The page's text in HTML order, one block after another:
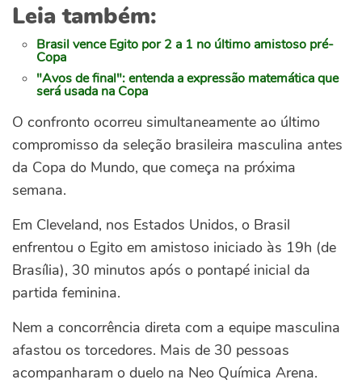
Leia também:
Brasil vence Egito por 2 a 1 no último amistoso pré-
Copa
"Avos de final": entenda a expressão matemática que
será usada na Copa
O confronto ocorreu simultaneamente ao último
compromisso da seleção brasileira masculina antes
da Copa do Mundo, que começa na próxima
semana.
Em Cleveland, nos Estados Unidos, o Brasil
enfrentou o Egito em amistoso iniciado às 19h (de
Brasília), 30 minutos após o pontapé inicial da
partida feminina.
Nem a concorrência direta com a equipe masculina
afastou os torcedores. Mais de 30 pessoas
acompanharam o duelo na Neo Química Arena.